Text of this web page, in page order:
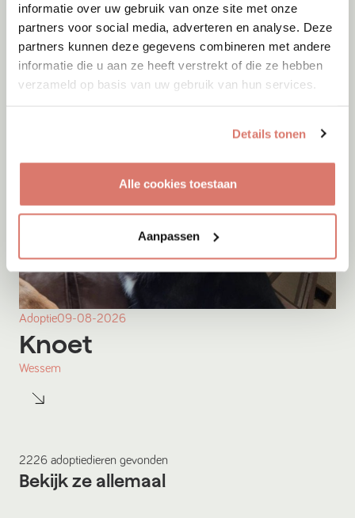
informatie over uw gebruik van onze site met onze
partners voor social media, adverteren en analyse. Deze
partners kunnen deze gegevens combineren met andere
informatie die u aan ze heeft verstrekt of die ze hebben
verzameld op basis van uw gebruik van hun services.
Details tonen
Alle cookies toestaan
Aanpassen
09-08-2026
Kito
Menen
Adoptie09-08-2026
Knoet
Wessem
2226 adoptiedieren gevonden
Bekijk ze allemaal